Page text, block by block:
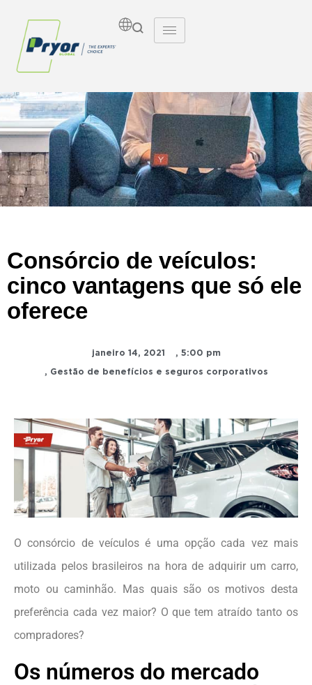
Insights
Consórcio de veículos:
cinco vantagens que só ele
oferece
janeiro 14, 2021 , 5:00 pm
, Gestão de benefícios e seguros corporativos
O consórcio de veículos é uma opção cada vez mais
utilizada pelos brasileiros na hora de adquirir um carro,
moto ou caminhão. Mas quais são os motivos desta
preferência cada vez maior? O que tem atraído tanto os
compradores?
Os números do mercado